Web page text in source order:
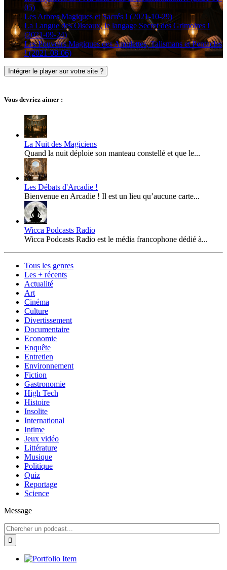
05)
Les Arbres Magiques et Sacrés ! (2021-10-29)
La Langue des Oiseaux, le langage Secret des Grimoires !
(2021-09-24)
Les Pouvoirs Magiques des Amulettes, Talismans et Pentacles
! (2021-08-06)
Intégrer le player sur votre site ?
Vous devriez aimer :
La Nuit des Magiciens
Quand la nuit déploie son manteau constellé et que le...
Les Débats d'Arcadie !
Bienvenue en Arcadie ! Il est un lieu qu’aucune carte...
Wicca Podcasts Radio
Wicca Podcasts Radio est le média francophone dédié à...
Tous les genres
Les + récents
Actualité
Art
Cinéma
Culture
Divertissement
Documentaire
Economie
Enquête
Entretien
Environnement
Fiction
Gastronomie
High Tech
Histoire
Insolite
International
Intime
Jeux vidéo
Littérature
Musique
Politique
Quiz
Reportage
Science
Message